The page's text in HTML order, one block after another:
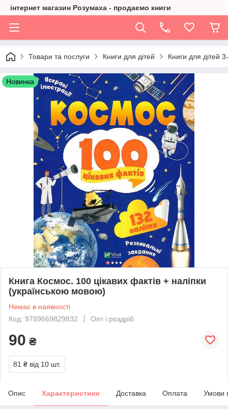
інтернет магазин Розумаха - продаємо книги
Товари та послуги Книги для дітей Книги для дітей
Новинка
Книга Космос. 100 цікавих фактів + наліпки
(українською мовою)
Немає в наявності
Код: 9789669829832
Опт і роздріб
90 ₴
81 ₴ від 10 шт.
Опис Характеристики Доставка Оплата Умови